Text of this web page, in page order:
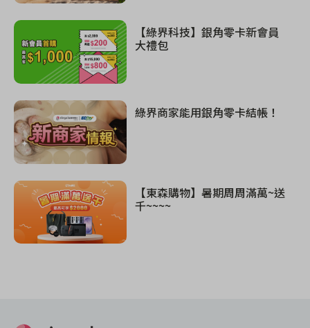
【綠界科技】銀角零卡新會員
大禮包
綠界商家能用銀角零卡結帳！
【東森購物】暑期周周滿萬~送
千~~~~